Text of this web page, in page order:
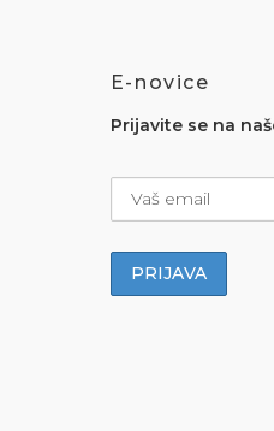
E-novice
Prijavite se na